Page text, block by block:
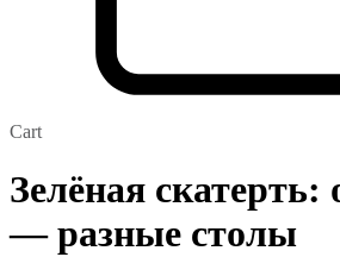
Cart
Зелёная скатерть:
— разные столы